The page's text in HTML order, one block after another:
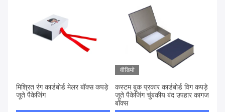
मिश्रित रंग कार्डबोर्ड मेलर बॉक्स कपड़े
जूते पैकेजिंग
वीडियो
कस्टम बुक प्रकार कार्डबोर्ड विग कपड़े
जूते पैकेजिंग चुंबकीय बंद उपहार कागज
बॉक्स